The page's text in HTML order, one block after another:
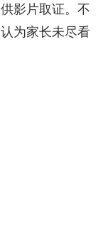
影片取证。不
为家长未尽看